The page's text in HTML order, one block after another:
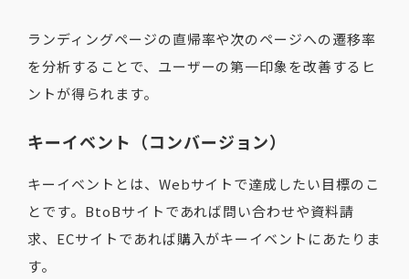
ランディングページの直帰率や次のページへの遷移率
を分析することで、ユーザーの第一印象を改善するヒ
ントが得られます。
キーイベント（コンバージョン）
キーイベントとは、Webサイトで達成したい目標のこ
とです。BtoBサイトであれば問い合わせや資料請
求、ECサイトであれば購入がキーイベントにあたりま
す。